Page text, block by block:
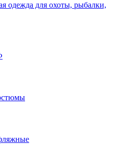
одежда для охоты, рыбалки,